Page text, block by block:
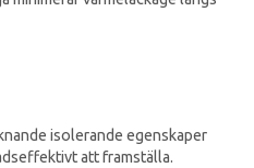
isolerande egenskaper
att framställa.